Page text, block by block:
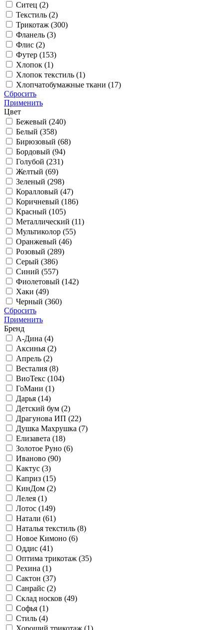
Ситец (2)
Текстиль (2)
Трикотаж (300)
Фланель (3)
Флис (2)
Футер (153)
Хлопок (1)
Хлопок текстиль (1)
Хлопчатобумажные ткани (17)
Сбросить
Применить
Цвет
Бежевый (240)
Белый (358)
Бирюзовый (68)
Бордовый (94)
Голубой (231)
Желтый (69)
Зеленый (298)
Коралловый (47)
Коричневый (186)
Красный (105)
Металлический (11)
Мультиколор (55)
Оранжевый (46)
Розовый (289)
Серый (386)
Синий (557)
Фиолетовый (142)
Хаки (49)
Черный (360)
Сбросить
Применить
Бренд
А-Дина (4)
Аксинья (2)
Апрель (2)
Весталия (8)
ВиоТекс (104)
ГоМани (1)
Дарья (14)
Детский бум (2)
Драгунова ИП (22)
Душка Махрушка (7)
Елизавета (18)
Золотое Руно (6)
Иваново (90)
Кактус (3)
Каприз (15)
КинДом (2)
Лелея (1)
Лотос (149)
Натали (61)
Наталья текстиль (8)
Новое Кимоно (6)
Оддис (41)
Оптима трикотаж (35)
Рехина (1)
Сактон (37)
Санрайс (2)
Склад носков (49)
Софья (1)
Стиль (4)